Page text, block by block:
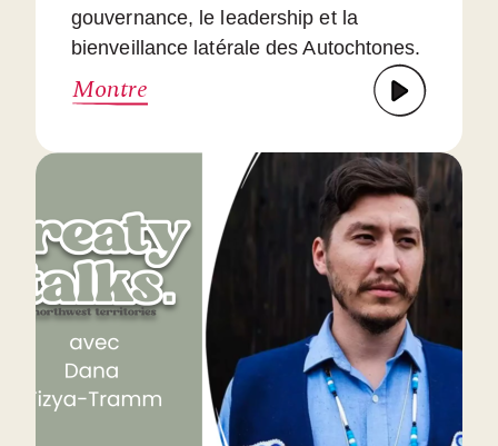
gouvernance, le leadership et la
bienveillance latérale des Autochtones.
Montre